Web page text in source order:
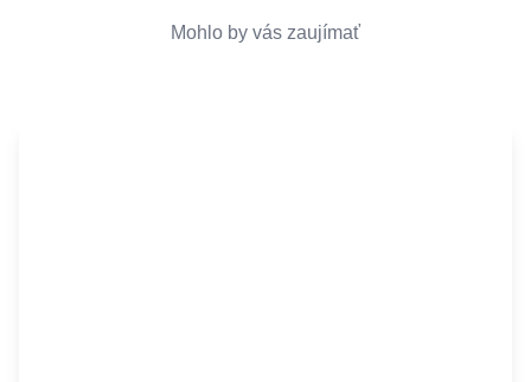
Mohlo by vás zaujímať